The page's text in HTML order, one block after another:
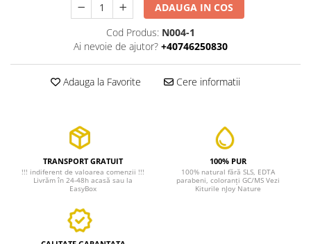
ADAUGA IN COS
Cod Produs: N004-1
Ai nevoie de ajutor? +40746250830
Adauga la Favorite Cere informatii
TRANSPORT GRATUIT
!!! indiferent de valoarea comenzii !!!
Livrăm în 24-48h acasă sau la
EasyBox
100% PUR
100% natural fără SLS, EDTA
parabeni, coloranți GC/MS Vezi
Kiturile nJoy Nature